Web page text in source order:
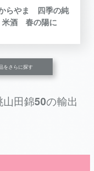
らやま 四季の純
米酒 春の陽に
をさらに探す
田錦50の輸出